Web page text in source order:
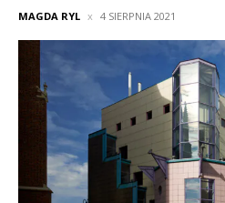
MAGDA RYL 4 SIERPNIA 2021